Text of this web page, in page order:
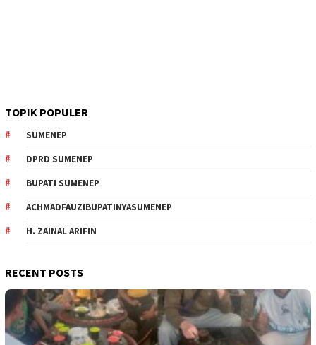
TOPIK POPULER
SUMENEP
DPRD SUMENEP
BUPATI SUMENEP
ACHMADFAUZIBUPATINYASUMENEP
H. ZAINAL ARIFIN
RECENT POSTS